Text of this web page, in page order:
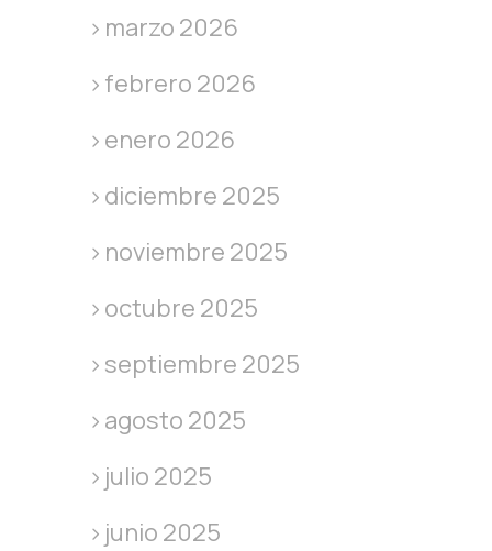
marzo 2026
febrero 2026
enero 2026
diciembre 2025
noviembre 2025
octubre 2025
septiembre 2025
agosto 2025
julio 2025
junio 2025